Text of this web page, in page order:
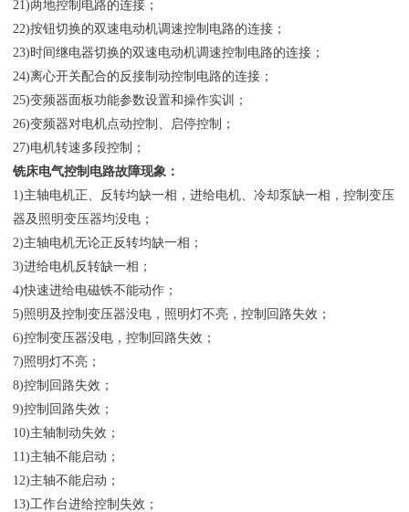
21)两地控制电路的连接；
22)按钮切换的双速电动机调速控制电路的连接；
23)时间继电器切换的双速电动机调速控制电路的连接；
24)离心开关配合的反接制动控制电路的连接；
25)变频器面板功能参数设置和操作实训；
26)变频器对电机点动控制、启停控制；
27)电机转速多段控制；
铣床电气控制电路故障现象：
1)主轴电机正、反转均缺一相，进给电机、冷却泵缺一相，控制变压
器及照明变压器均没电；
2)主轴电机无论正反转均缺一相；
3)进给电机反转缺一相；
4)快速进给电磁铁不能动作；
5)照明及控制变压器没电，照明灯不亮，控制回路失效；
6)控制变压器没电，控制回路失效；
7)照明灯不亮；
8)控制回路失效；
9)控制回路失效；
10)主轴制动失效；
11)主轴不能启动；
12)主轴不能启动；
13)工作台进给控制失效；